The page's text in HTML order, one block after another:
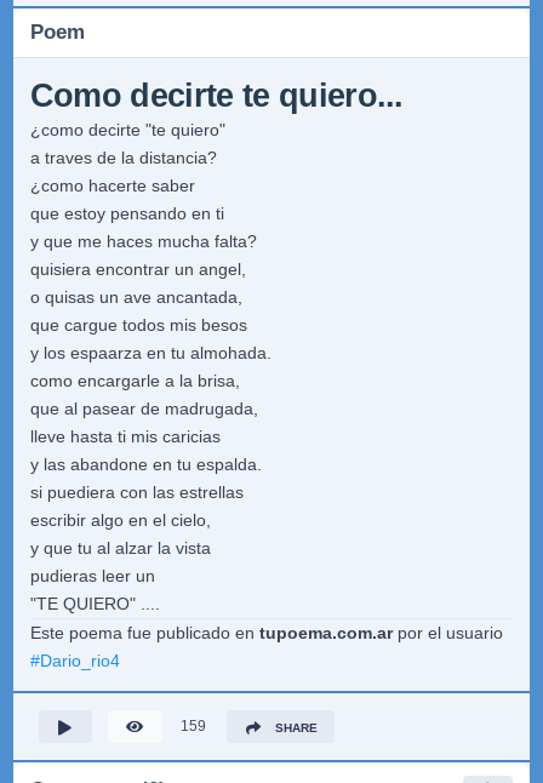
Poem
Como decirte te quiero...
¿como decirte "te quiero"
a traves de la distancia?
¿como hacerte saber
que estoy pensando en ti
y que me haces mucha falta?
quisiera encontrar un angel,
o quisas un ave ancantada,
que cargue todos mis besos
y los espaarza en tu almohada.
como encargarle a la brisa,
que al pasear de madrugada,
lleve hasta ti mis caricias
y las abandone en tu espalda.
si puediera con las estrellas
escribir algo en el cielo,
y que tu al alzar la vista
pudieras leer un
"TE QUIERO" ....
Este poema fue publicado en tupoema.com.arpor el usuario
#Dario_rio4
159 SHARE